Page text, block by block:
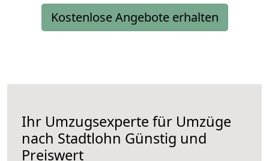
Kostenlose Angebote erhalten
Ihr Umzugsexperte für Umzüge
nach Stadtlohn Günstig und
Preiswert